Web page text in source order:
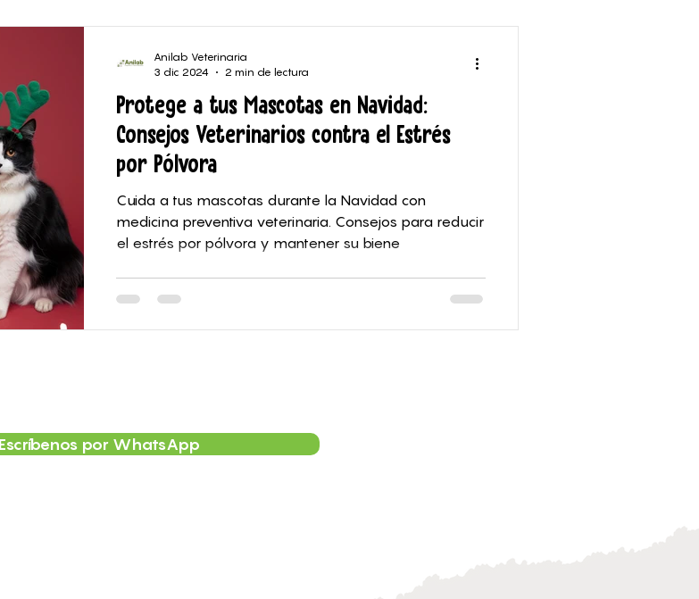
Protege a tus Mascotas en Navidad:
Consejos Veterinarios contra el Estrés
por Pólvora
Cuida a tus mascotas durante la Navidad con
medicina preventiva veterinaria. Consejos para reducir
el estrés por pólvora y mantener su biene
Anilab Veterinaria
3 dic 2024
2 min de lectura
Escríbenos por WhatsApp